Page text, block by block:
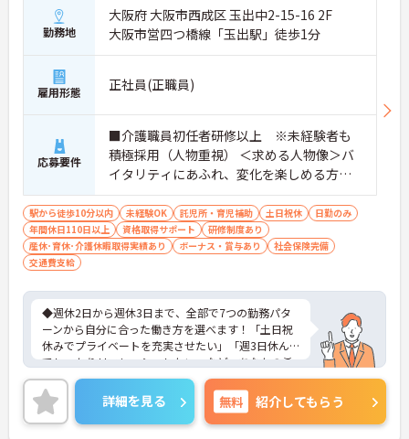
勤務地
大阪府 大阪市西成区 玉出中2-15-16 2F
大阪市営四つ橋線「玉出駅」徒歩1分
雇用形態 正社員(正職員)
応募要件
■介護職員初任者研修以上 ※未経験者も
積極採用（人物重視） ＜求める人物像＞バ
イタリティにあふれ、変化を楽しめる方、I
CTに抵抗がない方、周囲をも明るくでき、
利用者本位で動ける方
駅から徒歩10分以内 未経験OK 託児所・育児補助 土日祝休
日勤のみ
年間休日110日以上
資格取得サポート
研修制度あり
産休･育休･介護休暇取得実績あり
ボーナス・賞与あり
社会保険完備
交通費支給
◆週休2日から週休3日まで、全部で7つの勤務パタ
ーンから自分に合った働き方を選べます！「土日祝
休みでプライベートを充実させたい」「週3日休ん
でしっかりリフレッシュしたい」など、あなたの希
望に寄り添います。有給休暇も希望通りに取りやす
く、時短勤務の相談も可能です。自分らしいペース
で、無理なく長く続けられる環境が整っています。
◆資格取得や研修を会社負担でサポートします！講
詳細を見る 無料 紹介してもらう